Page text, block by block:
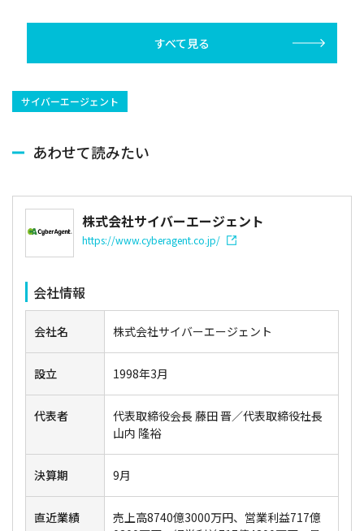
すべて見る
サイバーエージェント
あわせて読みたい
株式会社サイバーエージェント
https://www.cyberagent.co.jp/
会社情報
会社名 株式会社サイバーエージェント
設立 1998年3月
代表者
代表取締役会長 藤田 晋／代表取締役社長
山内 隆裕
決算期 9月
直近業績
売上高8740億3000万円、営業利益717億